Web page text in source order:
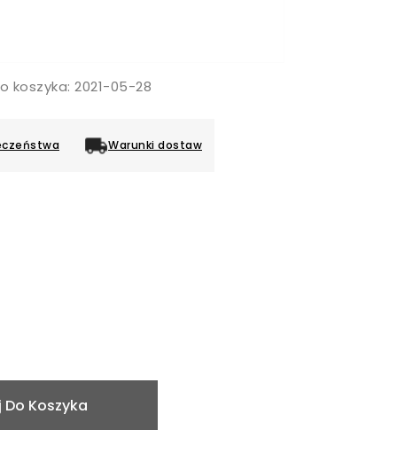
2021-05-28
Warunki dostaw
Do Koszyka